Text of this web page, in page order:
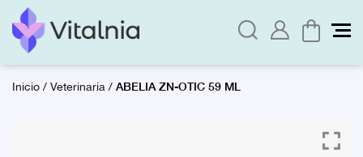
Inicio/Veterinaria/ ABELIA ZN-OTIC 59 ML